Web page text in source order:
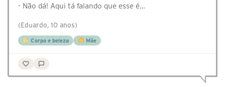
- Não dá! Aqui tá falando que esse é…
(Eduardo, 10 anos)
Corpo e beleza Mãe